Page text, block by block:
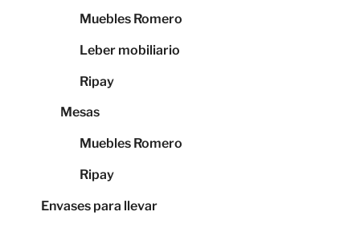
Muebles Romero
Leber mobiliario
Ripay
Mesas
Muebles Romero
Ripay
Envases para llevar